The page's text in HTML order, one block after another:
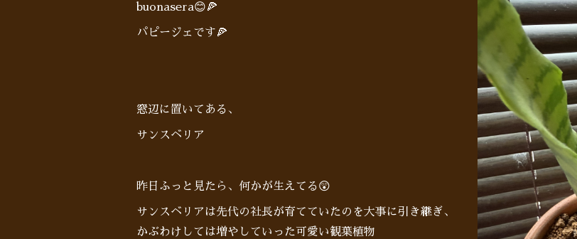
buonasera😊🍕
パピージェです🍕
窓辺に置いてある、
サンスベリア
昨日ふっと見たら、何かが生えてる😲
サンスベリアは先代の社長が育てていたのを大事に引き継ぎ、
かぶわけしては増やしていった可愛い観葉植物